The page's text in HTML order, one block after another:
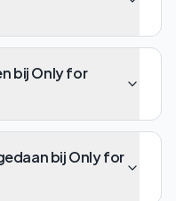
bij Only for
bij Only for